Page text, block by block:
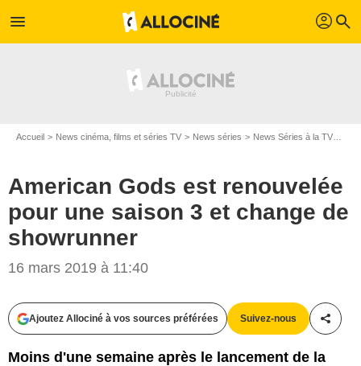
menu profil search
Accueil News cinéma, films et séries TV News séries News Séries à la TV
American Gods est renouvelée
pour une saison 3 et change de
showrunner
16 mars 2019 à 11:40
Ajoutez Allociné à vos sources préférées Suivez-nous
Moins d'une semaine après le lancement de la